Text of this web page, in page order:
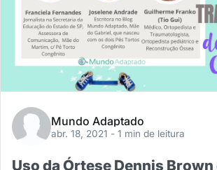
Mundo Adaptado
abr. 18, 2021 - 1 min de leitura
Uso da Órtese Dennis Brown